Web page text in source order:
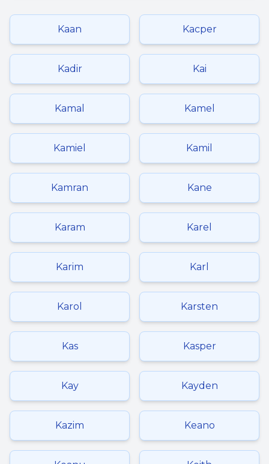
Kaan Kacper
Kadir Kai
Kamal Kamel
Kamiel Kamil
Kamran Kane
Karam Karel
Karim Karl
Karol Karsten
Kas Kasper
Kay Kayden
Kazim Keano